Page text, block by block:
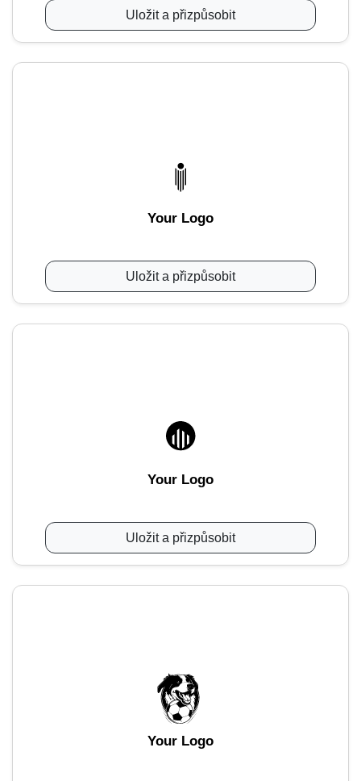
Uložit a přizpůsobit
Your Logo
Uložit a přizpůsobit
Your Logo
Uložit a přizpůsobit
Your Logo